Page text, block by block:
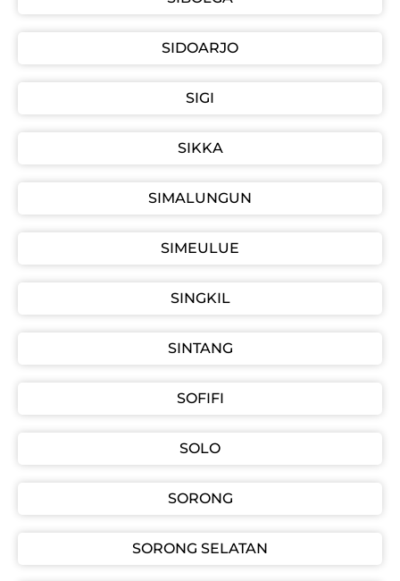
SIDOARJO
SIGI
SIKKA
SIMALUNGUN
SIMEULUE
SINGKIL
SINTANG
SOFIFI
SOLO
SORONG
SORONG SELATAN